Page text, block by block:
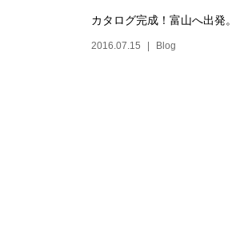
カタログ完成！富山へ出発。
2016.07.15 Blog